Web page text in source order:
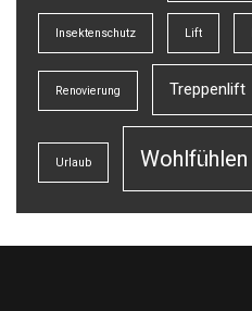
Insektenschutz Lift
Renovierung Treppenlift
Urlaub Wohlfühlen